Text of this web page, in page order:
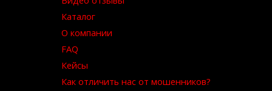
Каталог
О компании
FAQ
Кейсы
Как отличить нас от мошенников?